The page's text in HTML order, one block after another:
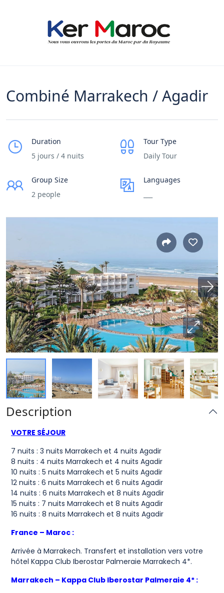
Combiné Marrakech / Agadir
Duration
5 jours / 4 nuits
Tour Type
Daily Tour
Group Size
2 people
Languages
Description
VOTRE SÉJOUR
7 nuits : 3 nuits Marrakech et 4 nuits Agadir
8 nuits : 4 nuits Marrakech et 4 nuits Agadir
10 nuits : 5 nuits Marrakech et 5 nuits Agadir
12 nuits : 6 nuits Marrakech et 6 nuits Agadir
14 nuits : 6 nuits Marrakech et 8 nuits Agadir
15 nuits : 7 nuits Marrakech et 8 nuits Agadir
16 nuits : 8 nuits Marrakech et 8 nuits Agadir
France – Maroc :
Arrivée à Marrakech. Transfert et installation vers votre
hôtel Kappa Club Iberostar Palmeraie Marrakech 4*.
Marrakech – Kappa Club Iberostar Palmeraie 4* :